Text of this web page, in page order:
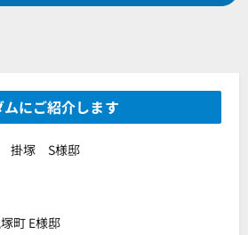
にご紹介します
掛塚 S様邸
町 E様邸